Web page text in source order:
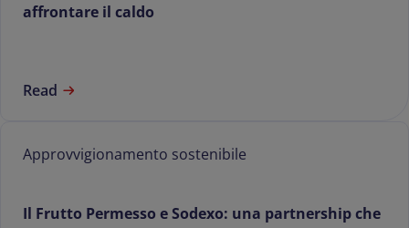
affrontare il caldo
Read
Approvvigionamento sostenibile
Il Frutto Permesso e Sodexo: una partnership che